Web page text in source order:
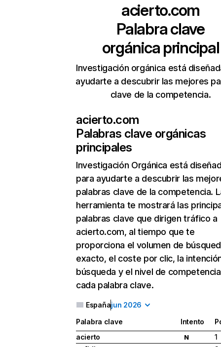
acierto.com
Palabra clave
orgánica principal
Investigación orgánica está
ayudarte a descubrir las mejores
clave de la competencia.
acierto.com
Palabras clave orgánicas
principales
Investigación Orgánica está
para ayudarte a descubrir las
palabras clave de la competencia.
herramienta te mostrará las
palabras clave que dirigen tráfico a
acierto.com, al tiempo que te
proporciona el volumen de
exacto, el coste por clic, la
búsqueda y el nivel de
cada palabra clave.
Españajun 2026
Palabra clave Intento
acierto
N
1